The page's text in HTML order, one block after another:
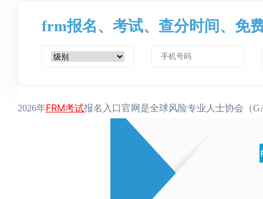
frm报名、考试、查分时间、免
2026年FRM考试报名入口官网是全球风险专业人士协会（